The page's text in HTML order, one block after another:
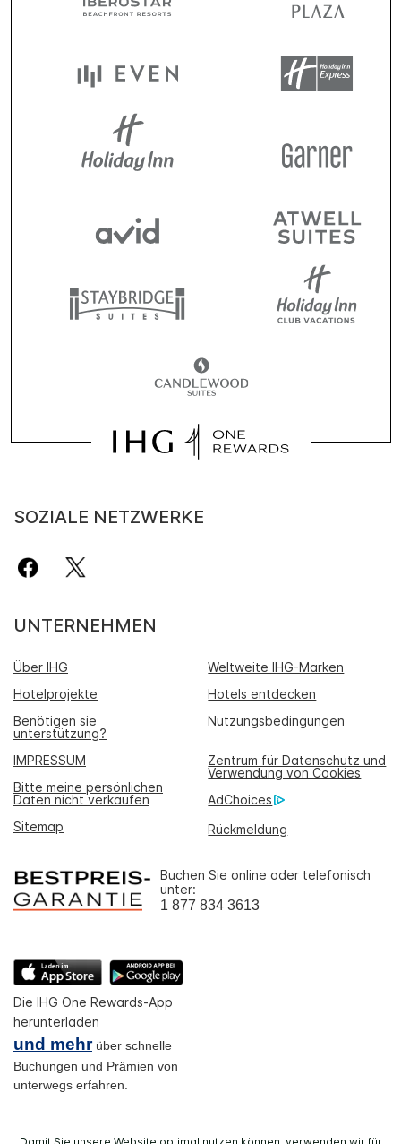
SOZIALE NETZWERKE
UNTERNEHMEN
Über IHG
Weltweite IHG-Marken
Hotelprojekte
Hotels entdecken
Benötigen sie
unterstützung?
Nutzungsbedingungen
IMPRESSUM
Zentrum für Datenschutz und
Verwendung von Cookies
Bitte meine persönlichen
Daten nicht verkaufen
AdChoices
Sitemap
Rückmeldung
Buchen Sie online oder telefonisch
unter:
1 877 834 3613
Die IHG One Rewards-App
herunterladen
und mehrüber schnelle
Buchungen und Prämien von
unterwegs erfahren.